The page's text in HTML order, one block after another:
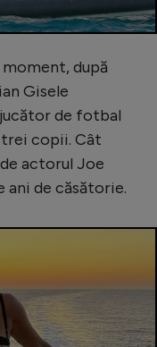
după
Gisele
jucător de fotbal
trei copii. Cât
actorul Joe
ani de căsătorie.